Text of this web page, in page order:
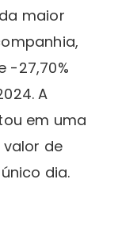
maior
-27,70%
A
em uma
valor de
dia.